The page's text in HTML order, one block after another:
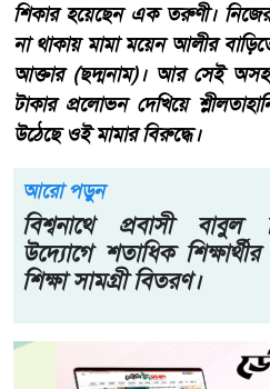
শিকার হয়েছেন এক তরুণী। নিজের
না থাকায় মামা ময়েন আলীর
আক্তার (ছদ্মনাম)। আর সেই
টাকার প্রলোভন দেখিয়ে
উঠেছে ওই মামার বিরুদ্ধে।
আরো পড়ুন
বিশ্বনাথে প্রবাসী বাবুল
উদ্যোগে শতাধিক
শিক্ষা সামগ্রী বিতরণ।